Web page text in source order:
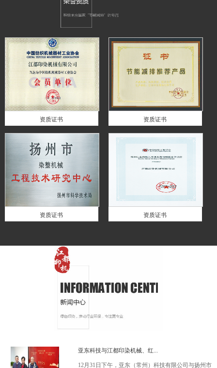
资质证书 资质证书
资质证书 资质证书
亚东科技与江都印染机械、红...
12月31日下午，亚东（常州）科技有限公司与扬州市